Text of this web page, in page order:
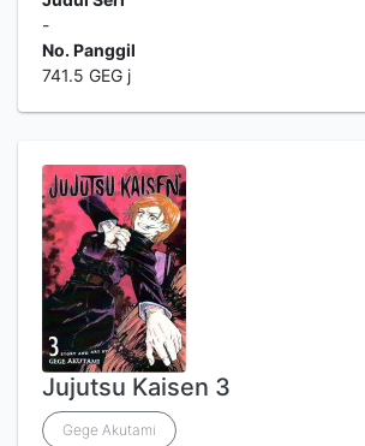
-
No. Panggil
741.5 GEG j
Jujutsu Kaisen 3
Gege Akutami